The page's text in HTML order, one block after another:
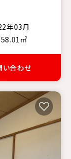
年03月
㎡
い合わせ